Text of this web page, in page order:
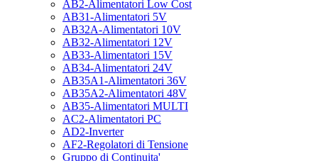
AB2-Alimentatori Low Cost
AB31-Alimentatori 5V
AB32A-Alimentatori 10V
AB32-Alimentatori 12V
AB33-Alimentatori 15V
AB34-Alimentatori 24V
AB35A1-Alimentatori 36V
AB35A2-Alimentatori 48V
AB35-Alimentatori MULTI
AC2-Alimentatori PC
AD2-Inverter
AF2-Regolatori di Tensione
Gruppo di Continuita'